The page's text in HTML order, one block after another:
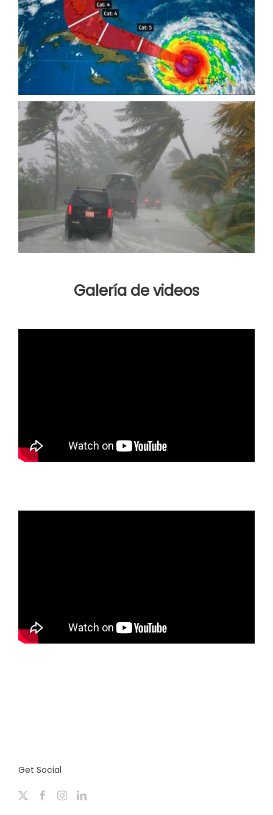
Galería de videos
Get Social